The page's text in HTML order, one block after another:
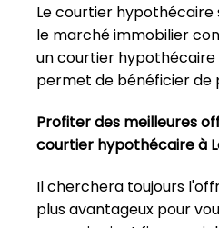
Le courtier
le marché immobilier
un courtier hypothécaire
permet de bénéficier de
Profiter des meilleures
courtier hypothécaire à
Il cherchera toujours
plus avantageux pour